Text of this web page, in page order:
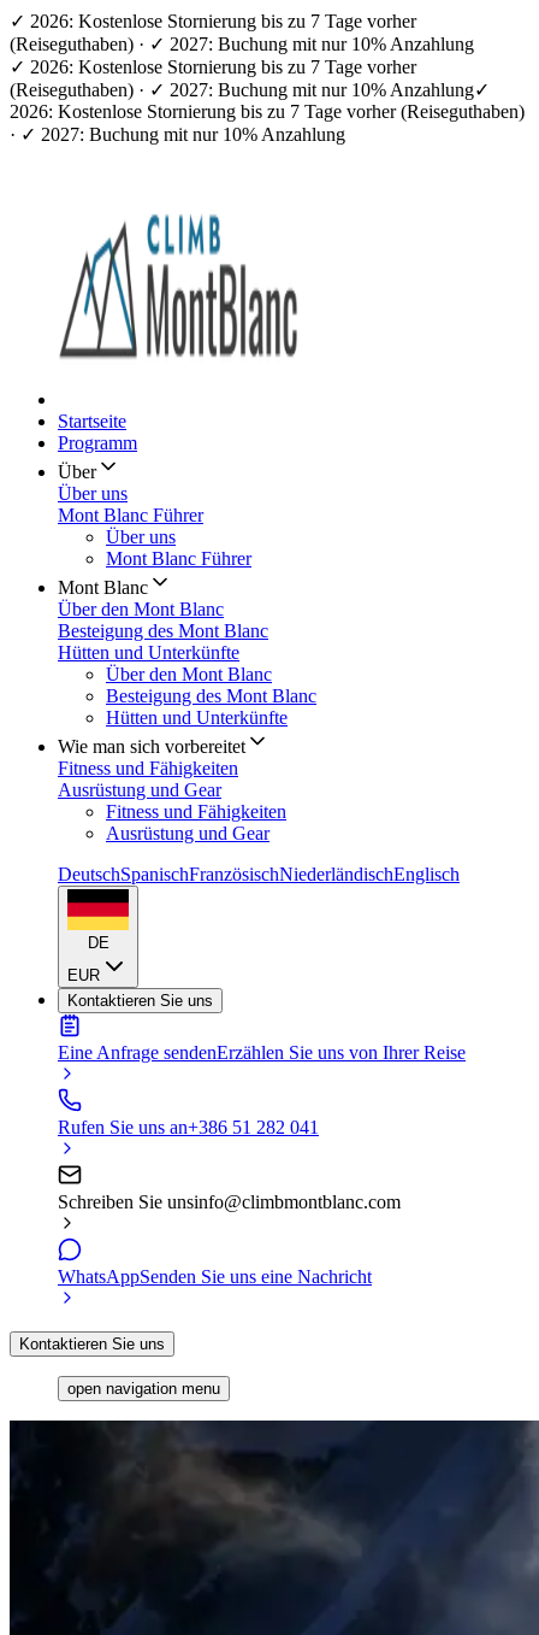
✓ 2026: Kostenlose Stornierung bis zu 7 Tage vorher
(Reiseguthaben) · ✓ 2027: Buchung mit nur 10% Anzahlung
✓ 2026: Kostenlose Stornierung bis zu 7 Tage vorher
(Reiseguthaben) · ✓ 2027: Buchung mit nur 10% Anzahlung✓
2026: Kostenlose Stornierung bis zu 7 Tage vorher (Reiseguthaben)
· ✓ 2027: Buchung mit nur 10% Anzahlung
Startseite
Programm
Über
Über uns
Mont Blanc Führer
Über uns
Mont Blanc Führer
Mont Blanc
Über den Mont Blanc
Besteigung des Mont Blanc
Hütten und Unterkünfte
Über den Mont Blanc
Besteigung des Mont Blanc
Hütten und Unterkünfte
Wie man sich vorbereitet
Fitness und Fähigkeiten
Ausrüstung und Gear
Fitness und Fähigkeiten
Ausrüstung und Gear
DeutschSpanischFranzösischNiederländischEnglisch
DE
EUR
Kontaktieren Sie uns
Eine Anfrage sendenErzählen Sie uns von Ihrer Reise
Rufen Sie uns an+386 51 282 041
Schreiben Sie unsinfo@climbmontblanc.com
WhatsAppSenden Sie uns eine Nachricht
Kontaktieren Sie uns
open navigation menu